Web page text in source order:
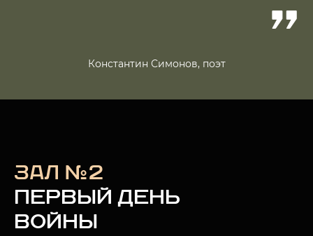
Константин Симонов, поэт
ЗАЛ №2
ПЕРВЫЙ ДЕНЬ
ВОЙНЫ